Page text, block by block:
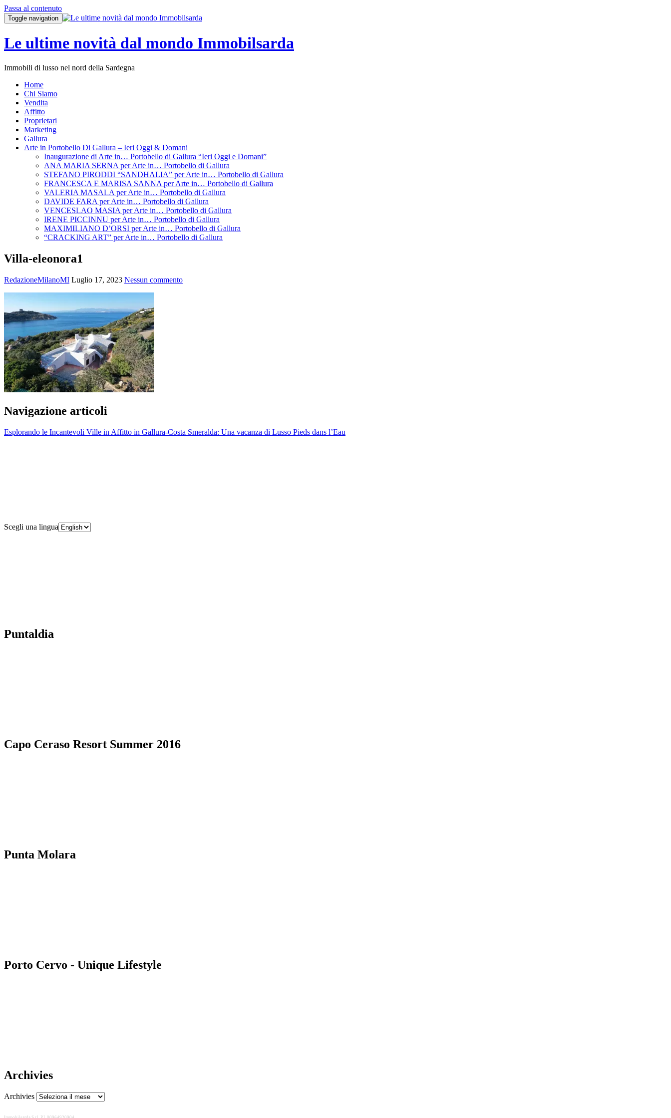
Passa al contenuto
Toggle navigation
Le ultime novità dal mondo Immobilsarda
Immobili di lusso nel nord della Sardegna
Home
Chi Siamo
Vendita
Affitto
Proprietari
Marketing
Gallura
Arte in Portobello Di Gallura – Ieri Oggi & Domani
Inaugurazione di Arte in… Portobello di Gallura “Ieri Oggi e Domani”
ANA MARIA SERNA per Arte in… Portobello di Gallura
STEFANO PIRODDI “SANDHALIA” per Arte in… Portobello di Gallura
FRANCESCA E MARISA SANNA per Arte in… Portobello di Gallura
VALERIA MASALA per Arte in… Portobello di Gallura
DAVIDE FARA per Arte in… Portobello di Gallura
VENCESLAO MASIA per Arte in… Portobello di Gallura
IRENE PICCINNU per Arte in… Portobello di Gallura
MAXIMILIANO D’ORSI per Arte in… Portobello di Gallura
“CRACKING ART” per Arte in… Portobello di Gallura
Villa-eleonora1
RedazioneMilanoMI Luglio 17, 2023 Nessun commento
Navigazione articoli
Esplorando le Incantevoli Ville in Affitto in Gallura-Costa Smeralda: Una vacanza di Lusso Pieds dans l’Eau
Scegli una lingua
Puntaldia
Capo Ceraso Resort Summer 2016
Punta Molara
Porto Cervo - Unique Lifestyle
Archivies
Archivies